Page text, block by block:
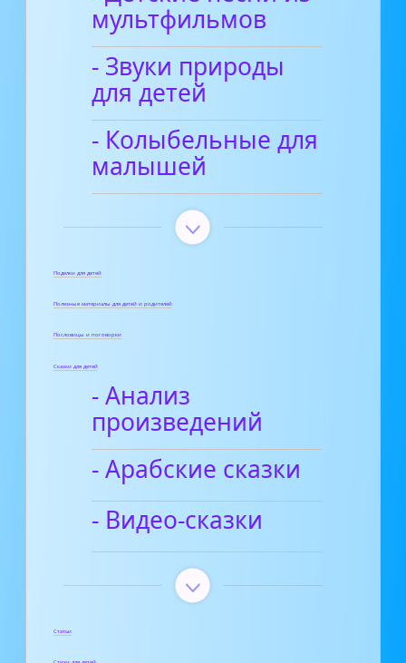
мультфильмов
- Звуки природы
для детей
- Колыбельные для
малышей
Поделки для детей
Полезные материалы для детей и родителей
Пословицы и поговорки
Сказки для детей
- Анализ
произведений
- Арабские сказки
- Видео-сказки
Статьи